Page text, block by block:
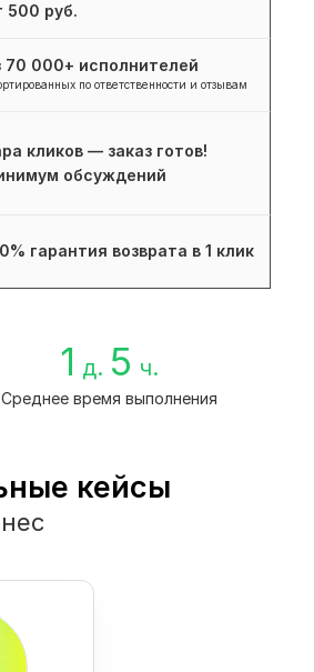
500 руб.
70 000+ исполнителей
по ответственности и отзывам
кликов — заказ готов!
обсуждений
гарантия возврата в 1 клик
1 д. 5 ч.
Среднее время выполнения
кейсы